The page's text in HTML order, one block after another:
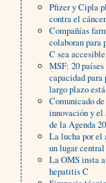
Pfizer y Cipla
contra el
Compañías
colaboran para
C sea
MSF: 20
capacidad para
largo plazo
Comunicado
innovación y el
de la Agenda
La lucha por el
un lugar
La OMS insta
hepatitis C